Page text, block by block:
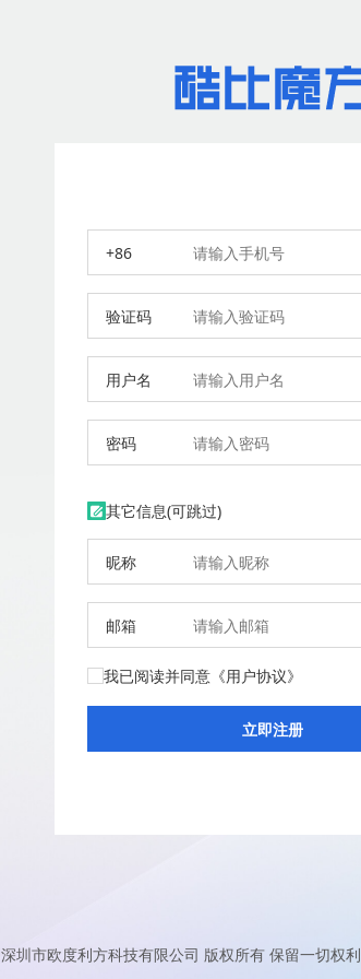
+86
验证码
用户名
密码
其它信息(可跳过)
昵称
邮箱
我已阅读并同意 《用户协议》
深圳市欧度利方科技有限公司 版权所有 保留一切权利